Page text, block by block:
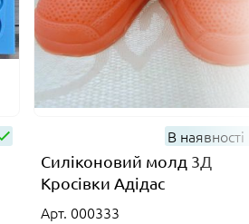
В наявності
Силіконовий молд 3Д
Кросівки Адідас
Арт. 000333